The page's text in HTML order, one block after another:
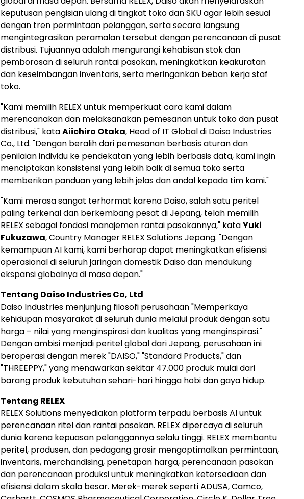
keputusan pengisian ulang di tingkat toko dan SKU agar lebih sesuai
dengan tren permintaan pelanggan, serta secara langsung
mengintegrasikan peramalan tersebut dengan perencanaan di pusat
distribusi. Tujuannya adalah mengurangi kehabisan stok dan
pemborosan di seluruh rantai pasokan, meningkatkan keakuratan
dan keseimbangan inventaris, serta meringankan beban kerja staf
toko.
"Kami memilih RELEX untuk memperkuat cara kami dalam
merencanakan dan melaksanakan pemesanan untuk toko dan pusat
distribusi," kataAiichiro Otaka, Head of IT Global di Daiso Industries
Co., Ltd. "Dengan beralih dari pemesanan berbasis aturan dan
penilaian individu ke pendekatan yang lebih berbasis data, kami ingin
menciptakan konsistensi yang lebih baik di semua toko serta
memberikan panduan yang lebih jelas dan andal kepada tim kami."
"Kami merasa sangat terhormat karena Daiso, salah satu peritel
paling terkenal dan berkembang pesat di Jepang, telah memilih
RELEX sebagai fondasi manajemen rantai pasokannya," kataYuki
Fukuzawa, Country Manager RELEX Solutions Jepang. "Dengan
kemampuan AI kami, kami berharap dapat meningkatkan efisiensi
operasional di seluruh jaringan domestik Daiso dan mendukung
ekspansi globalnya di masa depan."
Tentang Daiso Industries Co, Ltd
Daiso Industries menjunjung filosofi perusahaan "Memperkaya
kehidupan masyarakat di seluruh dunia melalui produk dengan satu
harga – nilai yang menginspirasi dan kualitas yang menginspirasi."
Dengan ambisi menjadi peritel global dari Jepang, perusahaan ini
beroperasi dengan merek "DAISO," "Standard Products," dan
"THREEPPY," yang menawarkan sekitar 47.000 produk mulai dari
barang produk kebutuhan sehari-hari hingga hobi dan gaya hidup.
Tentang RELEX
RELEX Solutions menyediakan platform terpadu berbasis AI untuk
perencanaan ritel dan rantai pasokan. RELEX dipercaya di seluruh
dunia karena kepuasan pelanggannya selalu tinggi. RELEX membantu
peritel, produsen, dan pedagang grosir mengoptimalkan permintaan,
inventaris, merchandising, penetapan harga, perencanaan pasokan
dan perencanaan produksi untuk meningkatkan ketersediaan dan
efisiensi dalam skala besar. Merek-merek seperti ADUSA, Camco,